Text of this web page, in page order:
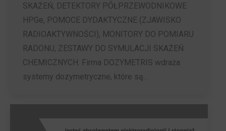
SKAŻEŃ, DETEKTORY PÓŁPRZEWODNIKOWE
HPGe, POMOCE DYDAKTYCZNE (ZJAWISKO
RADIOAKTYWNOŚCI), MONITORY DO POMIARU
RADONU, ZESTAWY DO SYMULACJI SKAŻEŃ
CHEMICZNYCH. Firma DOZYMETRIS wdraża
systemy dozymetryczne, które są…